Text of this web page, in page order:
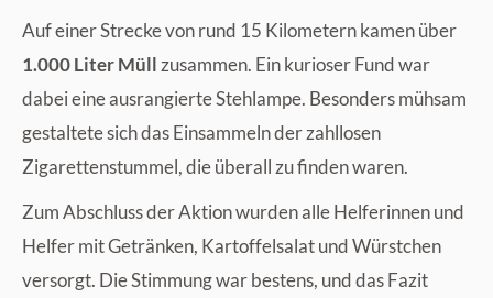
Auf einer Strecke von rund 15 Kilometern kamen über
1.000 Liter Müllzusammen. Ein kurioser Fund war
dabei eine ausrangierte Stehlampe. Besonders mühsam
gestaltete sich das Einsammeln der zahllosen
Zigarettenstummel, die überall zu finden waren.
Zum Abschluss der Aktion wurden alle Helferinnen und
Helfer mit Getränken, Kartoffelsalat und Würstchen
versorgt. Die Stimmung war bestens, und das Fazit